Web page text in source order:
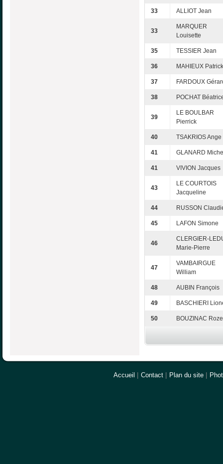
33 ALLIOT Jean
33
MARQUER
Louisette
35 TESSIER Jean
36 MAHIEUX Patrick
37 FARDOUX
38 POCHAT
39
LE BOULBAR
Pierrick
40 TSAKRIOS Ange
41 GLANARD
41 VIVION Jacques
43
LE COURTOIS
Jacqueline
44 RUSSON
45 LAFON Simone
46
CLERGIER-
Marie-Pierre
47
VAMBAIRGUE
William
48 AUBIN François
49 BASCHIERI
50 BOUZINAC
Accueil Contact Plan du site